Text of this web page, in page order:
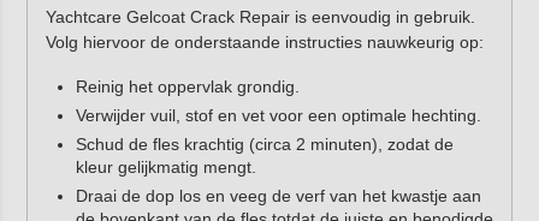
Yachtcare Gelcoat Crack Repair is eenvoudig in gebruik.
Volg hiervoor de onderstaande instructies nauwkeurig op:
Reinig het oppervlak grondig.
Verwijder vuil, stof en vet voor een optimale hechting.
Schud de fles krachtig (circa 2 minuten), zodat de
kleur gelijkmatig mengt.
Draai de dop los en veeg de verf van het kwastje aan